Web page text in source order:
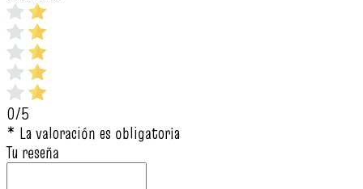
0/5
* La valoración es obligatoria
Tu reseña